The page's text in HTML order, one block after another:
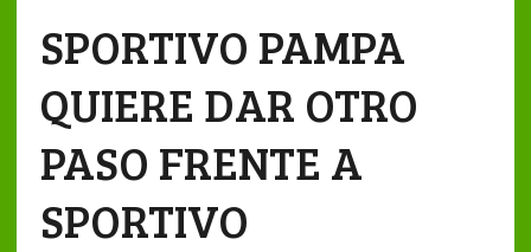
SPORTIVO PAMPA
QUIERE DAR OTRO
PASO FRENTE A
SPORTIVO